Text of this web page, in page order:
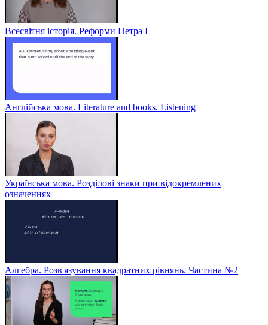
Всесвітня історія. Реформи Петра І
Англійська мова. Literature and books. Listening
Українська мова. Розділові знаки при відокремлених
означеннях
Алгебра. Розв'язування квадратних рівнянь. Частина №2